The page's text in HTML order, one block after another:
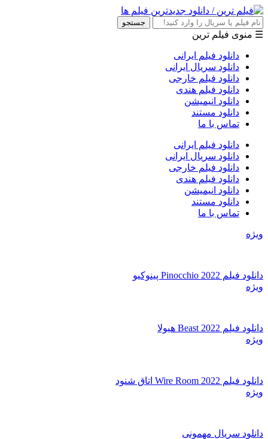
جستجو
☰ منوی فیلم ترین
دانلود فیلم ایرانی
دانلود سریال ایرانی
دانلود فیلم خارجی
دانلود فیلم هندی
دانلود انیمیشن
دانلود مستند
تماس با ما
دانلود فیلم ایرانی
دانلود سریال ایرانی
دانلود فیلم خارجی
دانلود فیلم هندی
دانلود انیمیشن
دانلود مستند
تماس با ما
ویژه
دانلود فیلم Pinocchio 2022 پینوکیو
ویژه
دانلود فیلم Beast 2022 هیولا
ویژه
دانلود فیلم Wire Room 2022 اتاق شنود
ویژه
دانلود سریال مهمونی